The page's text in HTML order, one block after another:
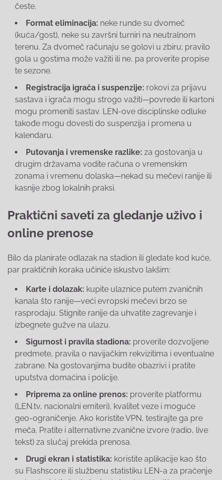
česte.
Format eliminacija: neke runde su dvomeč
(kuća/gost), neke su završni turniri na neutralnom
terenu. Za dvomeč računaju se golovi u zbiru; pravilo
gola u gostima može važiti ili ne, pa proverite propise
te sezone.
Registracija igrača i suspenzije: rokovi za prijavu
sastava i igrača mogu strogo važiti—povrede ili kartoni
mogu promeniti sastav. LEN-ove disciplinske odluke
takođe mogu dovesti do suspenzija i promena u
kalendaru.
Putovanja i vremenske razlike: za gostovanja u
drugim državama vodite računa o vremenskim
zonama i vremenu dolaska—nekad su mečevi ranije ili
kasnije zbog lokalnih praksi.
Praktični saveti za gledanje uživo i
online prenose
Bilo da planirate odlazak na stadion ili gledate kod kuće,
par praktičnih koraka učiniće iskustvo lakšim:
Karte i dolazak: kupite ulaznice putem zvaničnih
kanala što ranije—veći evropski mečevi brzo se
rasprodaju. Stignite ranije da uhvatite zagrevanje i
izbegnete gužve na ulazu.
Sigurnost i pravila stadiona: proverite dozvoljene
predmete, pravila o navijačkim rekvizitima i eventualne
zabrane. Na gostovanjima budite obazrivi i pratite
uputstva domaćina i policije.
Priprema za online prenos: proverite platformu
(LEN.tv, nacionalni emiteri), kvalitet veze i moguće
geo-ograničenje. Ako koristite VPN, testirajte ga pre
meča. Pratite i alternativne zvanične izvore (radio, live
tekst) za slučaj prekida prenosa.
Drugi ekran i statistika: koristite aplikacije kao što
su Flashscore ili službenu statistiku LEN-a za praćenje